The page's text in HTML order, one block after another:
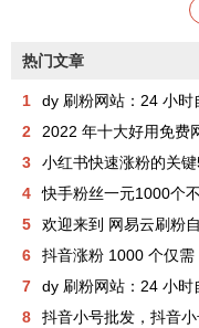
热门文章
1
dy 刷粉网站：24 小时自
2
2022 年十大好用免费
3
小红书快速涨粉的关
4
快手粉丝一元1000个不掉粉，快手粉
5
欢迎来到 网易云刷粉
6
抖音涨粉 1000 个仅
7
dy 刷粉网站：24 小时自
8
抖音小号批发，抖音